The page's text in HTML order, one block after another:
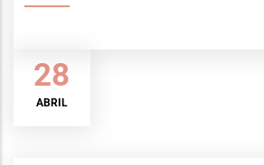
28
ABRIL